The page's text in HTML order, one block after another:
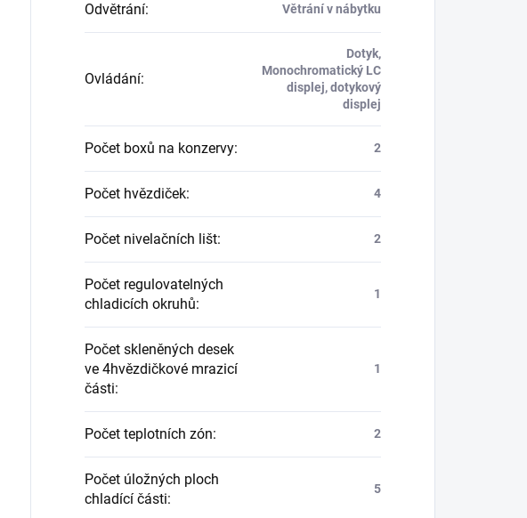
Odvětrání: Větrání v nábytku
Ovládání:
Dotyk,
Monochromatický LC
displej, dotykový
displej
Počet boxů na konzervy: 2
Počet hvězdiček: 4
Počet nivelačních lišt: 2
Počet regulovatelných
chladicích okruhů:
1
Počet skleněných desek
ve 4hvězdičkové mrazicí
části:
1
Počet teplotních zón: 2
Počet úložných ploch
chladící části:
5